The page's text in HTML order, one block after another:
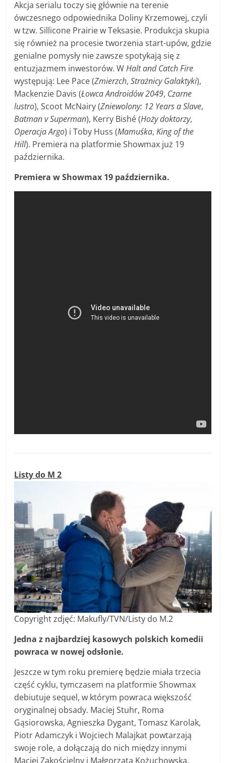
Akcja serialu toczy się głównie na terenie
ówczesnego odpowiednika Doliny Krzemowej, czyli
w tzw. Sillicone Prairie w Teksasie. Produkcja skupia
się również na procesie tworzenia start-upów, gdzie
genialne pomysły nie zawsze spotykają się z
entuzjazmem inwestorów. WHalt and Catch Fire
występują: Lee Pace (Zmierzch,Strażnicy Galaktyki),
Mackenzie Davis (Łowca Androidów 2049, Czarne
lustro), Scoot McNairy (Zniewolony: 12 Years a Slave,
Batman v Superman), Kerry Bishé (Hoży doktorzy,
Operacja Argo) i Toby Huss (Mamuśka,King of the
Hill). Premiera na platformie Showmax już 19
października.
Premiera w Showmax 19 października.
Listy do M 2
Copyright zdjęć: Makufly/TVN/Listy do M.2
Jedna z najbardziej kasowych polskich komedii
powraca w nowej odsłonie.
Jeszcze w tym roku premierę będzie miała trzecia
część cyklu, tymczasem na platformie Showmax
debiutuje sequel, w którym powraca większość
oryginalnej obsady. Maciej Stuhr, Roma
Gąsiorowska, Agnieszka Dygant, Tomasz Karolak,
Piotr Adamczyk i Wojciech Malajkat powtarzają
swoje role, a dołączają do nich między innymi
Maciej Zakościelny i Małgorzata Kożuchowska.